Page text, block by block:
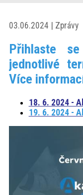
Produkty
Prodejní
akce
ProfiMag
03.06.2024 | Zprávy
Přihlaste
jednotlivé
Více
18. 6. 2024 -
19. 6. 2024 -